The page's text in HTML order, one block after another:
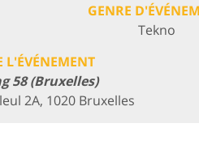
GENRE
Tekno
L'ÉVÉNEMENT
58 (Bruxelles)
2A, 1020 Bruxelles